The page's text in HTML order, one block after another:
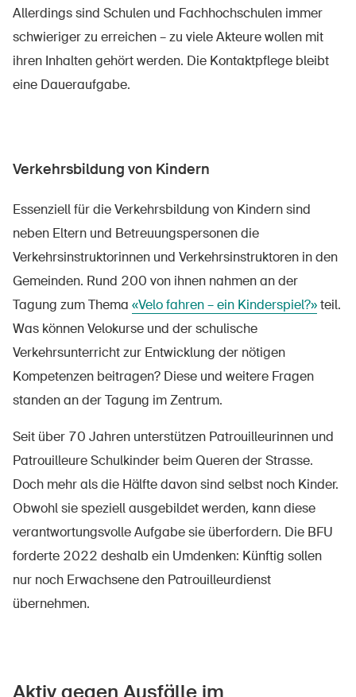
Allerdings sind Schulen und Fachhochschulen immer
schwieriger zu erreichen – zu viele Akteure wollen mit
ihren Inhalten gehört werden. Die Kontaktpflege bleibt
eine Daueraufgabe.
Verkehrsbildung von Kindern
Essenziell für die Verkehrsbildung von Kindern sind
neben Eltern und Betreuungspersonen die
Verkehrsinstruktorinnen und Verkehrsinstruktoren in den
Gemeinden. Rund 200 von ihnen nahmen an der
Tagung zum Thema «Velo fahren – ein Kinderspiel?»teil.
Was können Velokurse und der schulische
Verkehrsunterricht zur Entwicklung der nötigen
Kompetenzen beitragen? Diese und weitere Fragen
standen an der Tagung im Zentrum.
Seit über 70 Jahren unterstützen Patrouilleurinnen und
Patrouilleure Schulkinder beim Queren der Strasse.
Doch mehr als die Hälfte davon sind selbst noch Kinder.
Obwohl sie speziell ausgebildet werden, kann diese
verantwortungsvolle Aufgabe sie überfordern. Die BFU
forderte 2022 deshalb ein Umdenken: Künftig sollen
nur noch Erwachsene den Patrouilleurdienst
übernehmen.
Aktiv gegen Ausfälle im